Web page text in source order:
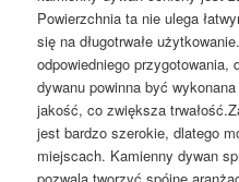
Powierzchnia ta nie ulega
się na długotrwałe
odpowiedniego przygotowania,
dywanu powinna być
jakość, co zwiększa
jest bardzo szerokie, dlatego
miejscach. Kamienny dywan